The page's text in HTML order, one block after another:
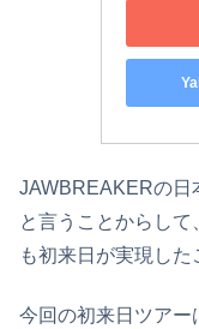
JAWBREAKERの日
と言うことからし
も初来日が実現した
今回の初来日ツア